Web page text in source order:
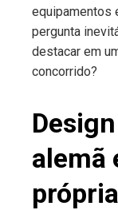
equipamentos
pergunta
destacar em
concorrido?
alemã
própria